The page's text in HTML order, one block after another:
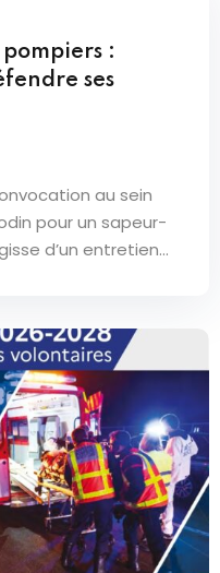
:
ses
au sein
pour un sapeur-
d’un entretien...